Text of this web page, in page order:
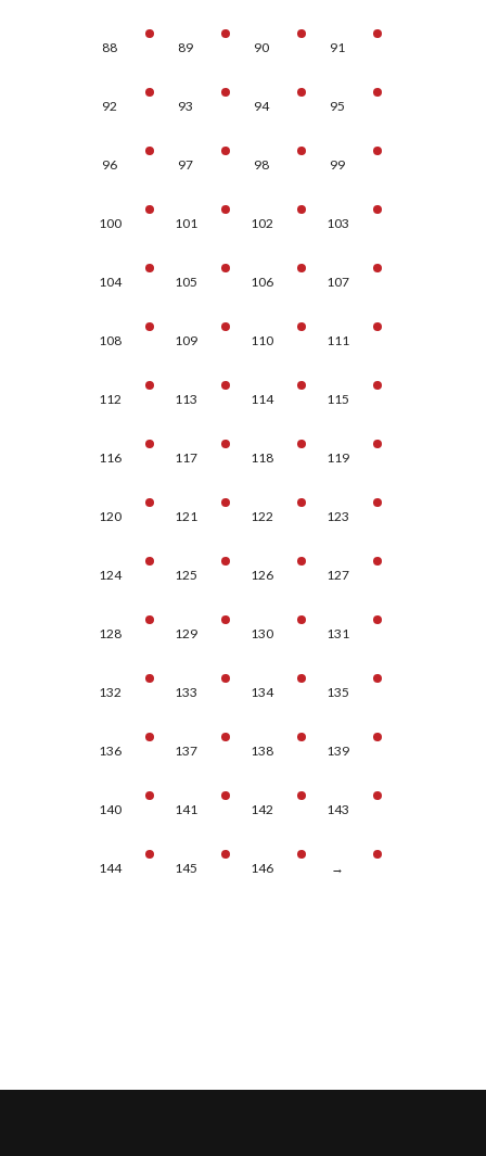
88 89 90 91
92 93 94 95
96 97 98 99
100 101 102 103
104 105 106 107
108 109 110 111
112 113 114 115
116 117 118 119
120 121 122 123
124 125 126 127
128 129 130 131
132 133 134 135
136 137 138 139
140 141 142 143
144 145 146 →